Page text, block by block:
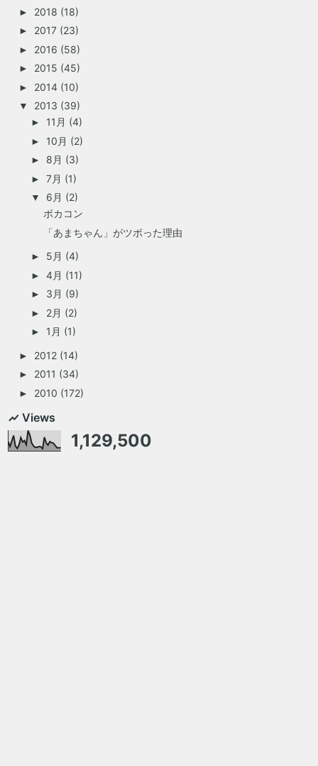
► 2018 (18)
► 2017 (23)
► 2016 (58)
► 2015 (45)
► 2014 (10)
▼ 2013 (39)
► 11月 (4)
► 10月 (2)
► 8月 (3)
► 7月 (1)
▼ 6月 (2)
ボカコン
「あまちゃん」がツボった理由
► 5月 (4)
► 4月 (11)
► 3月 (9)
► 2月 (2)
► 1月 (1)
► 2012 (14)
► 2011 (34)
► 2010 (172)
Views
1,129,500